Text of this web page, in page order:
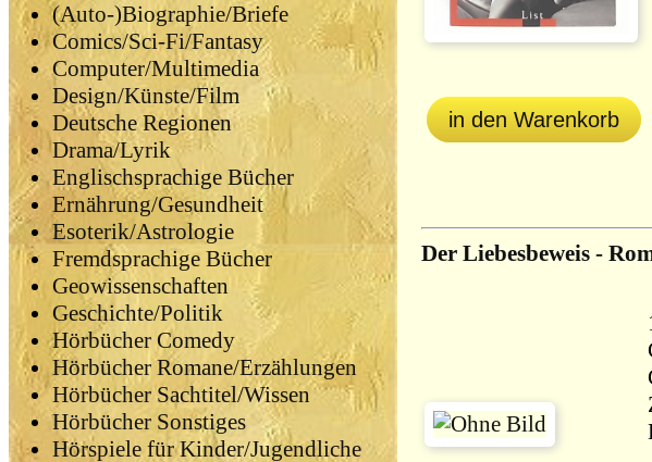
(Auto-)Biographie/Briefe
Comics/Sci-Fi/Fantasy
Computer/Multimedia
Design/Künste/Film
Deutsche Regionen
Drama/Lyrik
Englischsprachige Bücher
Ernährung/Gesundheit
Esoterik/Astrologie
Fremdsprachige Bücher
Geowissenschaften
Geschichte/Politik
Hörbücher Comedy
Hörbücher Romane/Erzählungen
Hörbücher Sachtitel/Wissen
Hörbücher Sonstiges
Hörspiele für Kinder/Jugendliche
in den Warenkorb
Der Liebesbeweis -